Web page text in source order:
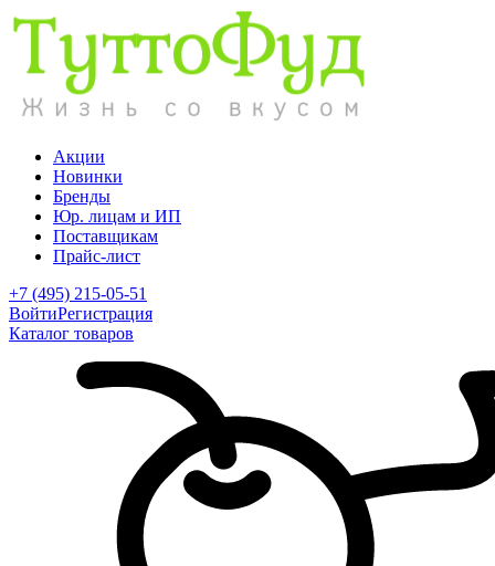
Акции
Новинки
Бренды
Юр. лицам и ИП
Поставщикам
Прайс-лист
+7 (495) 215-05-51
ВойтиРегистрация
Каталог товаров